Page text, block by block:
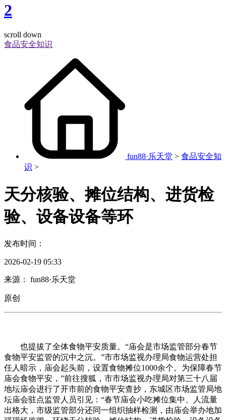
2
scroll down
食品安全知识
fun88·乐天堂 > 食品安全知
识 >
天分核验、摊位结构、进货检
验、设备设备等环
发布时间：
2026-02-19 05:33
来源： fun88·乐天堂
原创
也提拔了全体食物平安质量。“庙会是市场监管部分春节
食物平安监管的沉中之沉。”市市场监视办理局食物运营处担
任人暗示，庙会起头前，设置食物摊位1000余个。为保障春节
庙会食物平安，”前往搜狐，市市场监视办理局对第三十八届
地坛庙会进行了开市前的食物平安查抄，东城区市场监管局地
坛庙会驻点监管人员引见：“春节庙会小吃摊位集中、人流量
出格大，市级监管部分还同一组织抽样检测，由庙会举办地加